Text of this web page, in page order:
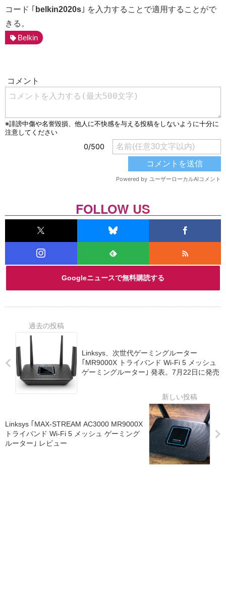
コード ｢ belkin2020s ｣ を入力することで適用することがで
きる。
Belkin
Googleニュースで無料購読する
FOLLOW US
Linksys、次世代ゲーミングルーター
｢MR9000X トライバンド Wi-Fi 5 メッシュ
ゲーミングルーター｣ 発表。7月22日に発売
Linksys ｢MAX-STREAM AC3000 MR9000X
トライバンド Wi-Fi 5 メッシュ ゲーミング
ルーター｣ レビュー